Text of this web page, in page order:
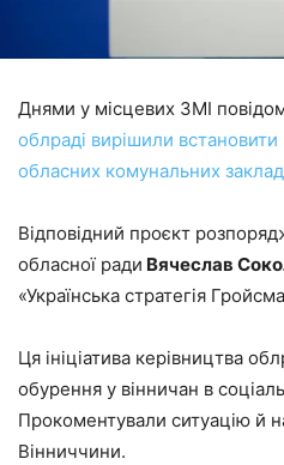
Днями у місцевих ЗМІ
облраді вирішили
обласних комунальних
Відповідний проєкт
обласної ради Вячеслав
«Українська стратегія
Ця ініціатива керівництва
обурення у вінничан в
Прокоментували ситуацію й
Вінниччини.